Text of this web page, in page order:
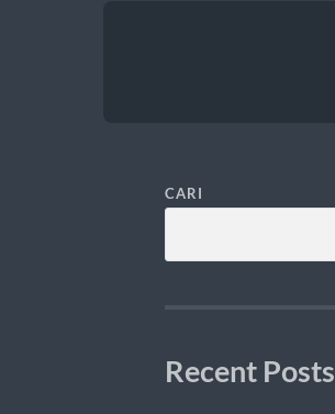
CARI
Recent Posts